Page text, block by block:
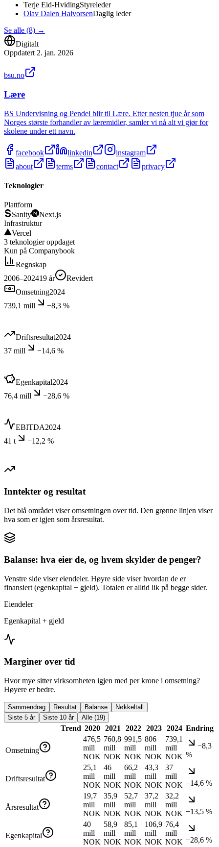
Terje Eid-HvidingStyreleder
Olav Dalen HalvorsenDaglig leder
Se alle (8) →
Digitalt
Oppdatert 2. jan. 2026
bsu.no
Lære
BS Undervisning og Pendel blir til Lære. Etter nesten tjue år som
Norges største forhandler av læremidler, samler vi nå alt vi gjør for
skolene under ett navn.
facebook linkedin
instagram
about
terms contact privacy
Teknologier
Plattform
Sanity
Next.js
Infrastruktur
Vercel
3 teknologier oppdaget
Kun på Companybook
Regnskap
2006–202419 år
Revidert
Omsetning2024
739,1 mill
−8,3 %
Driftsresultat2024
37 mill
−14,6 %
Egenkapital2024
76,4 mill
−28,6 %
EBITDA2024
41 t
−12,2 %
Inntekter og resultat
Det blå området viser omsetningen over tid. Den grønne linjen viser
hva som er igjen som årsresultat.
Balanse: hva eier de, og hvem skylder de penger?
Venstre side viser eiendeler. Høyre side viser hvordan de er
finansiert (egenkapital + gjeld). Totalen er alltid lik på begge sider.
Eiendeler
Egenkapital + gjeld
Marginer over tid
Hvor mye sitter virksomheten igjen med per krone i omsetning?
Høyere er bedre.
Sammendrag Resultat Balanse
Nøkkeltall
Siste 5 år
Siste 10 år Alle (19)
Trend 2020 2021 2022 2023 2024 Endring
Omsetning
476,5
mill
NOK
760,8
mill
NOK
991,5
mill
NOK
806
mill
NOK
739,1
mill
NOK
−8,3
%
Driftsresultat
25,1
mill
NOK
46
mill
NOK
66,2
mill
NOK
43,3
mill
NOK
37
mill
NOK −14,6 %
Årsresultat
19,7
mill
NOK
35,9
mill
NOK
52,7
mill
NOK
37,2
mill
NOK
32,2
mill
NOK −13,5 %
Egenkapital
40
mill
NOK
58,9
mill
NOK
85,1
mill
NOK
106,9
mill
NOK
76,4
mill
NOK −28,6 %